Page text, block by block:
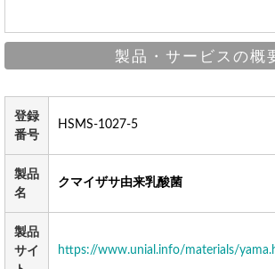
製品・サービスの概
登録
番号
HSMS-1027-5
製品
名
クマイザサ由来乳酸菌
製品
サイ
https://www.unial.info/materials/